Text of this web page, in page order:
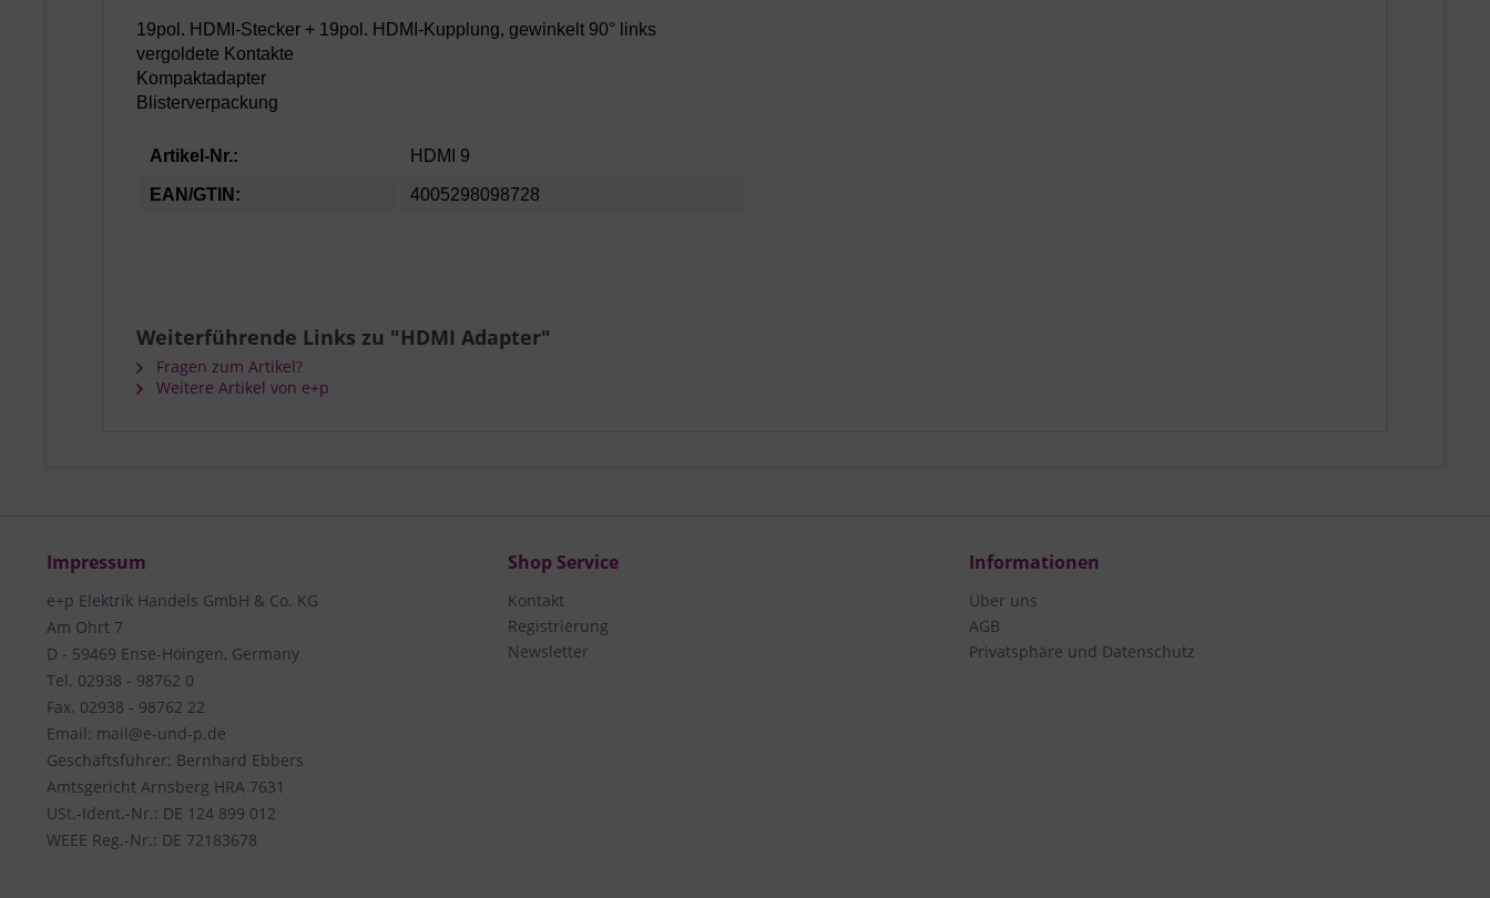
19pol. HDMI-Stecker + 19pol. HDMI-Kupplung, gewinkelt 90° links
vergoldete Kontakte
Kompaktadapter
Blisterverpackung
Artikel-Nr.: HDMI 9
EAN/GTIN: 4005298098728
Weiterführende Links zu "HDMI Adapter"
Fragen zum Artikel?
Weitere Artikel von e+p
Impressum
e+p Elektrik Handels GmbH & Co. KG
Am Ohrt 7
D - 59469 Ense-Höingen, Germany
Tel. 02938 - 98762 0
Fax. 02938 - 98762 22
Email: mail@e-und-p.de
Geschäftsführer: Bernhard Ebbers
Amtsgericht Arnsberg HRA 7631
USt.-Ident.-Nr.: DE 124 899 012
WEEE Reg.-Nr.: DE 72183678
Shop Service
Kontakt
Registrierung
Newsletter
Informationen
Über uns
AGB
Privatsphäre und Datenschutz